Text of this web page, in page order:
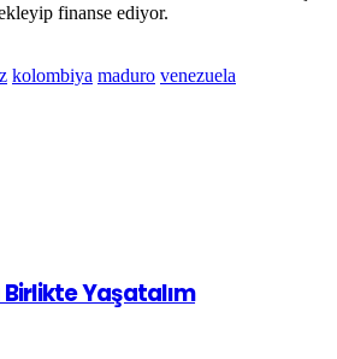
finanse ediyor.
kolombiya maduro venezuela
Yaşatalım